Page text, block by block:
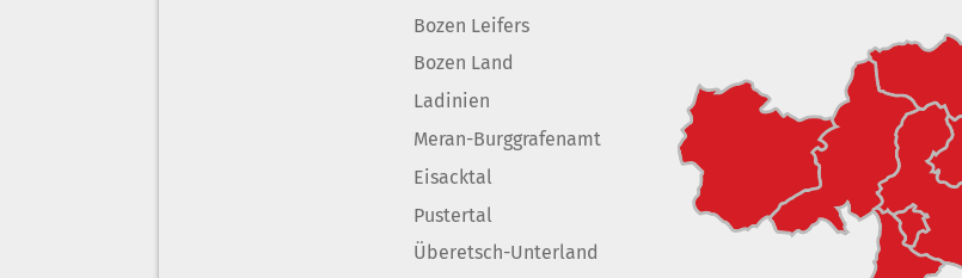
Bozen Leifers
Bozen Land
Ladinien
Meran-Burggrafenamt
Eisacktal
Pustertal
Überetsch-Unterland